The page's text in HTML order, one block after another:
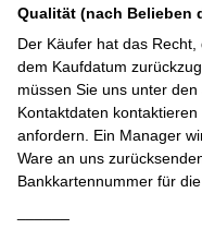
Qualität (nach Belieben
Der Käufer hat das
dem Kaufdatum
müssen Sie uns unter
Kontaktdaten
anfordern. Ein Manager
Ware an uns
Bankkartennummer für